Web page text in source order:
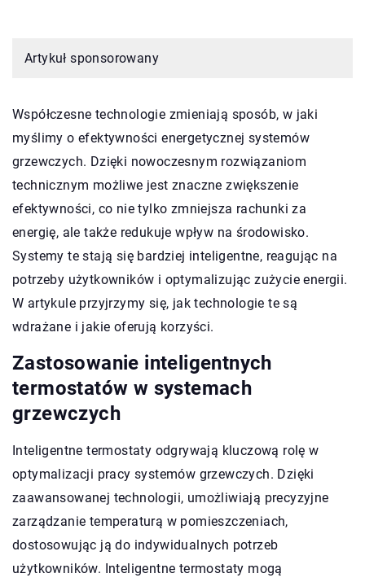
Artykuł sponsorowany
Współczesne technologie zmieniają sposób, w jaki
myślimy o efektywności energetycznej systemów
grzewczych. Dzięki nowoczesnym rozwiązaniom
technicznym możliwe jest znaczne zwiększenie
efektywności, co nie tylko zmniejsza rachunki za
energię, ale także redukuje wpływ na środowisko.
Systemy te stają się bardziej inteligentne, reagując na
potrzeby użytkowników i optymalizując zużycie energii.
W artykule przyjrzymy się, jak technologie te są
wdrażane i jakie oferują korzyści.
Zastosowanie inteligentnych
termostatów w systemach
grzewczych
Inteligentne termostaty odgrywają kluczową rolę w
optymalizacji pracy systemów grzewczych. Dzięki
zaawansowanej technologii, umożliwiają precyzyjne
zarządzanie temperaturą w pomieszczeniach,
dostosowując ją do indywidualnych potrzeb
użytkowników. Inteligentne termostaty mogą